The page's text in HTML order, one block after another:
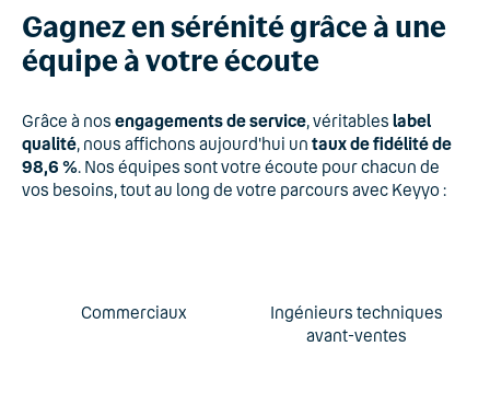
Gagnez en sérénité grâce à une
équipe à votre écoute
Grâce à nos engagements de service, véritables label
qualité, nous affichons aujourd'hui un taux de fidélité de
98,6 %. Nos équipes sont votre écoute pour chacun de
vos besoins, tout au long de votre parcours avec Keyyo :
Commerciaux
Ingénieurs techniques
avant-ventes